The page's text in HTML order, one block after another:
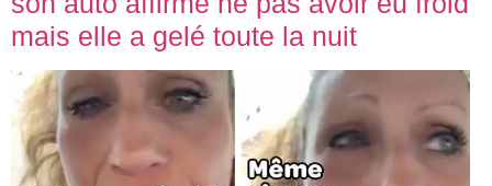
mais elle a gelé toute la nuit